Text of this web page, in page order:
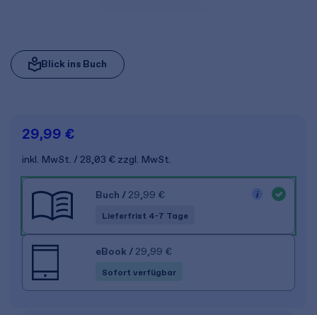
Blick ins Buch
29,99 €
inkl. MwSt. 28,03 € zzgl. MwSt.
Buch / 29,99 €
Lieferfrist 4-7 Tage
eBook / 29,99 €
Sofort verfügbar